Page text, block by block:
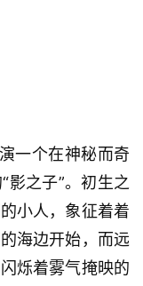
一个在神秘而奇
影之子”。初生之
小人，象征着着
海边开始，而远
烁着雾气掩映的